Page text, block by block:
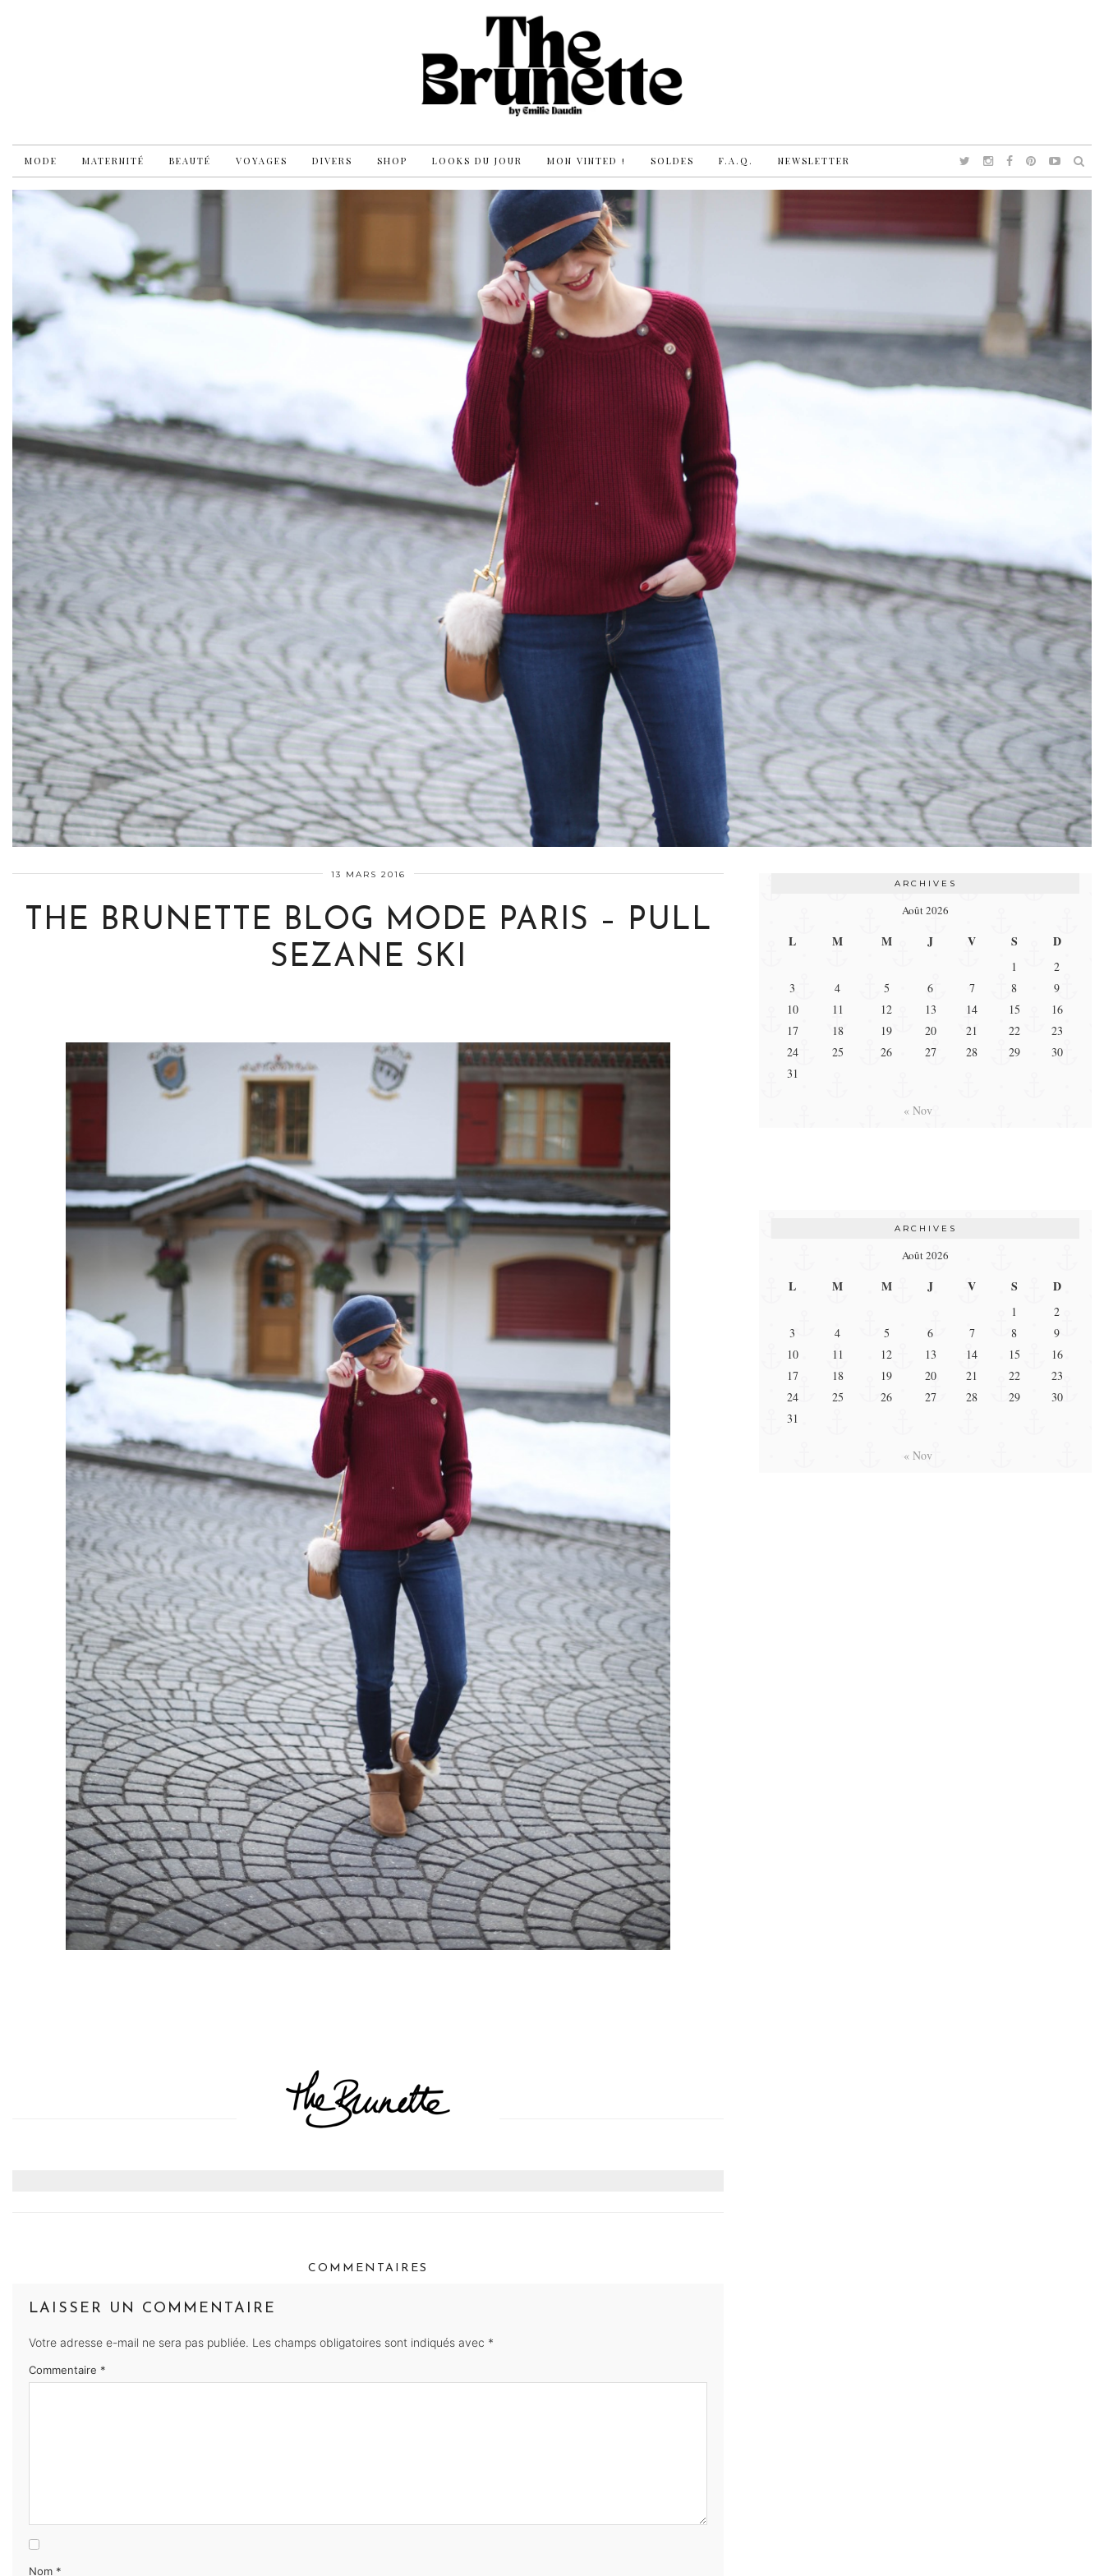
MODE MATERNITÉ BEAUTÉ VOYAGES DIVERS SHOP LOOKS DU JOUR MON VINTED ! SOLDES F.A.Q. NEWSLETTER
13 MARS 2016
THE BRUNETTE BLOG MODE PARIS – PULL
SEZANE SKI
COMMENTAIRES
LAISSER UN COMMENTAIRE
Votre adresse e-mail ne sera pas publiée. Les champs obligatoires sont indiqués avec *
Commentaire *
Nom *
ARCHIVES
Août 2026
L M M J V S D
1
2
3
4 5 6 7 8
9
10
11 12 13 14 15
16
17
18 19 20 21 22
23
24
25 26 27 28 29
30
31
« Nov
ARCHIVES
Août 2026
L M M J V S D
1
2
3
4 5 6 7 8
9
10
11 12 13 14 15
16
17
18 19 20 21 22
23
24
25 26 27 28 29
30
31
« Nov